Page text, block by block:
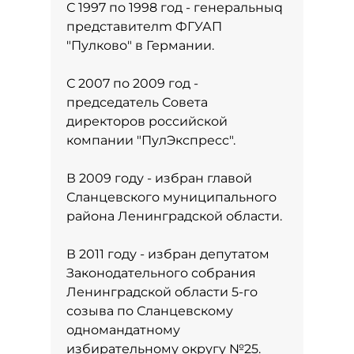
С 1997 по 1998 год - генеральныq
представителm ФГУАП
"Пулково" в Германии.
С 2007 по 2009 год -
председатель Cовета
директоров российской
компании "ПулЭкспресс".
В 2009 году - избран главой
Сланцевского муниципального
района Ленинградской области.
В 2011 году - избран депутатом
Законодательного собрания
Ленинградской области 5-го
созыва по Сланцевскому
одномандатному
избирательному округу №25.